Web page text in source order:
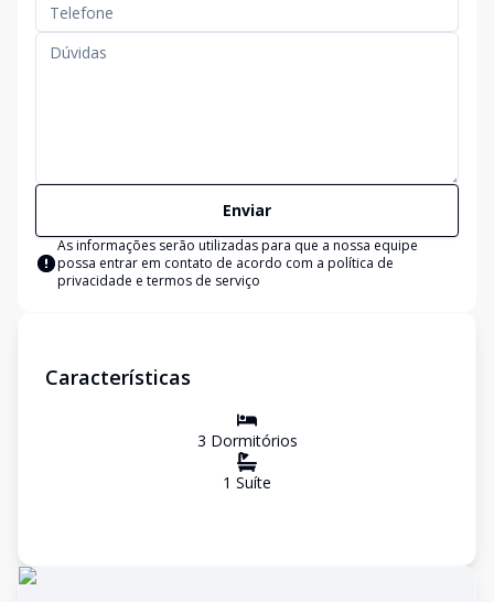
Enviar
As informações serão utilizadas para que a nossa equipe
possa entrar em contato de acordo com a política de
privacidade e termos de serviço
Características
3 Dormitórios
1 Suíte